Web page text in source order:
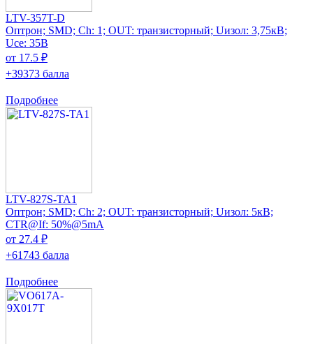
LTV-357T-D
Оптрон; SMD; Ch: 1; OUT: транзисторный; Uизол: 3,75кВ;
Uce: 35В
от 17.5 ₽
+39373 балла
Подробнее
LTV-827S-TA1
Оптрон; SMD; Ch: 2; OUT: транзисторный; Uизол: 5кВ;
CTR@If: 50%@5mA
от 27.4 ₽
+61743 балла
Подробнее